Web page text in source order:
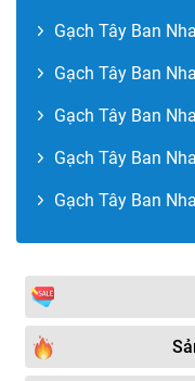
Gạch Tây Ban
Gạch Tây Ban
Gạch Tây Ban
Gạch Tây Ban
Gạch Tây Ban